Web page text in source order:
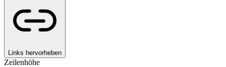
Links hervorheben
Zeilenhöhe